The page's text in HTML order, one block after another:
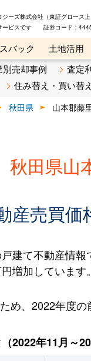
ジーズ株式会社（東証グロース上
ービスです 証券コード：
バック 土地活用
ライン講座 リビ
別売却事例 査定
住み替え・買い替え
秋田県 山本郡藤
秋田県山
産売買価
建て不動産情
増加していま
め、2022年度の
2022年11月～